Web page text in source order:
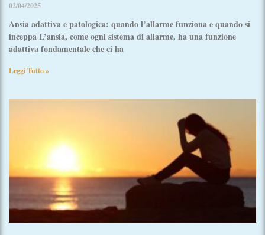
02/04/2025
Ansia adattiva e patologica: quando l’allarme funziona e quando si
inceppa L’ansia, come ogni sistema di allarme, ha una funzione
adattiva fondamentale che ci ha
Leggi Tutto »